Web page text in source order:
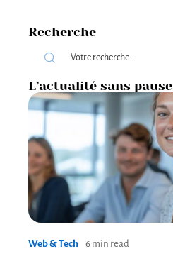
Recherche
L’actualité sans pause
Web & Tech 6 min read